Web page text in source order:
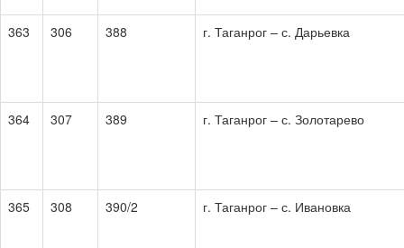
363 306 388 г. Таганрог – с. Дарьевка
364 307 389 г. Таганрог – с. Золотарево
365 308 390/2 г. Таганрог – с. Ивановка